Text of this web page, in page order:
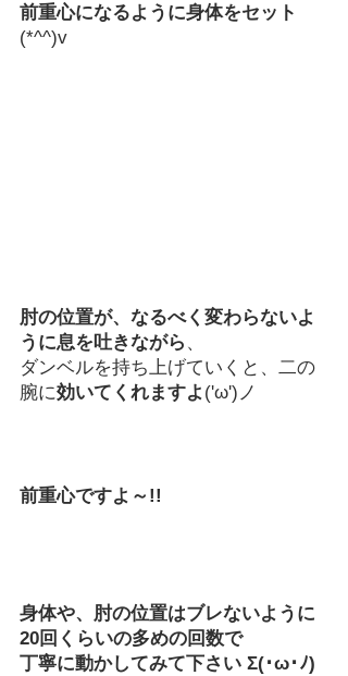
前重心になるように身体をセット
(*^^)v
肘の位置が、なるべく変わらないよ
うに息を吐きながら 、
ダンベルを持ち上げていくと、二の
腕に効いてくれますよ('ω')ノ
前重心ですよ～!!
身体や、肘の位置はブレないように
20回くらいの多めの回数で
丁寧に動かしてみて下さい Σ(･ω･ﾉ)